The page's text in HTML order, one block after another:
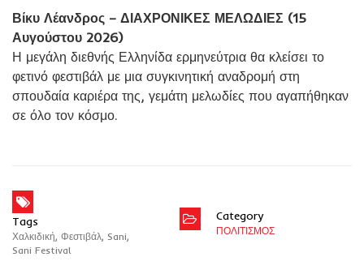
Βίκυ Λέανδρος – ΔΙΑΧΡΟΝΙΚΕΣ ΜΕΛΩΔΙΕΣ (15
Αυγούστου 2026)
Η μεγάλη διεθνής Ελληνίδα ερμηνεύτρια θα κλείσει το
φετινό φεστιβάλ με μια συγκινητική αναδρομή στη
σπουδαία καριέρα της, γεμάτη μελωδίες που αγαπήθηκαν
σε όλο τον κόσμο.
Tags
Χαλκιδική, Φεστιβάλ, Sani,
Sani Festival
Category
ΠΟΛΙΤΙΣΜΟΣ